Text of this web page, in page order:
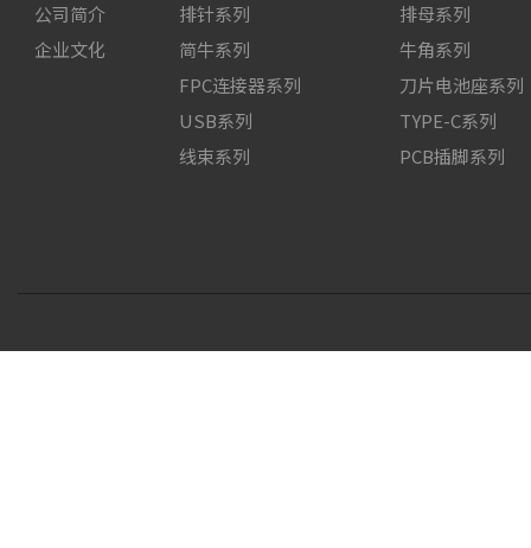
公司简介
企业文化
排针系列
排母系列
简牛系列
牛角系列
FPC连接器系列
刀片电池座系列
USB系列
TYPE-C系列
线束系列
PCB插脚系列